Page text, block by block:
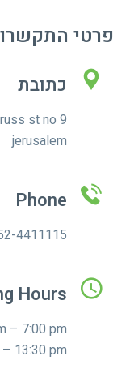
פרטי
כתובת
st no 9
jerusalem
Phone
4411115
Hours
– 7:00 pm
13:30 pm